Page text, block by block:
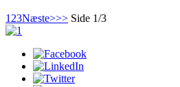
1 23Næste>>> Side 1/3